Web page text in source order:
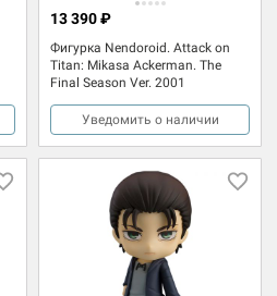
Фигурка Nendoroid. Attack on
Titan: Mikasa Ackerman. The
Final Season Ver. 2001
13 390 ₽
Уведомить о наличии